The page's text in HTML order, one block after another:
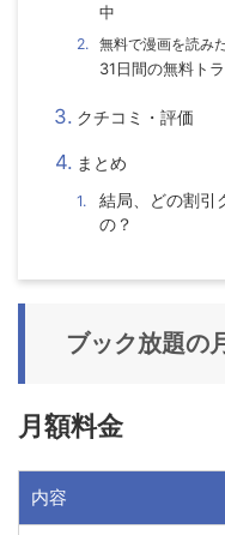
中
無料で漫画を読み
31日間の無料ト
クチコミ・評価
まとめ
結局、どの割引
の？
ブック放題の
月額料金
内容